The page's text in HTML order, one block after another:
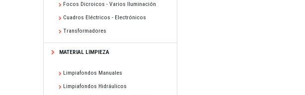
Focos Dicroicos - Varios Iluminación
Cuadros Eléctricos - Electrónicos
Transformadores
MATERIAL LIMPIEZA
Limpiafondos Manuales
Limpiafondos Hidráulicos